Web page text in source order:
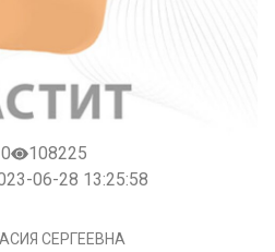
108225
06-28 13:25:58
СЕРГЕЕВНА